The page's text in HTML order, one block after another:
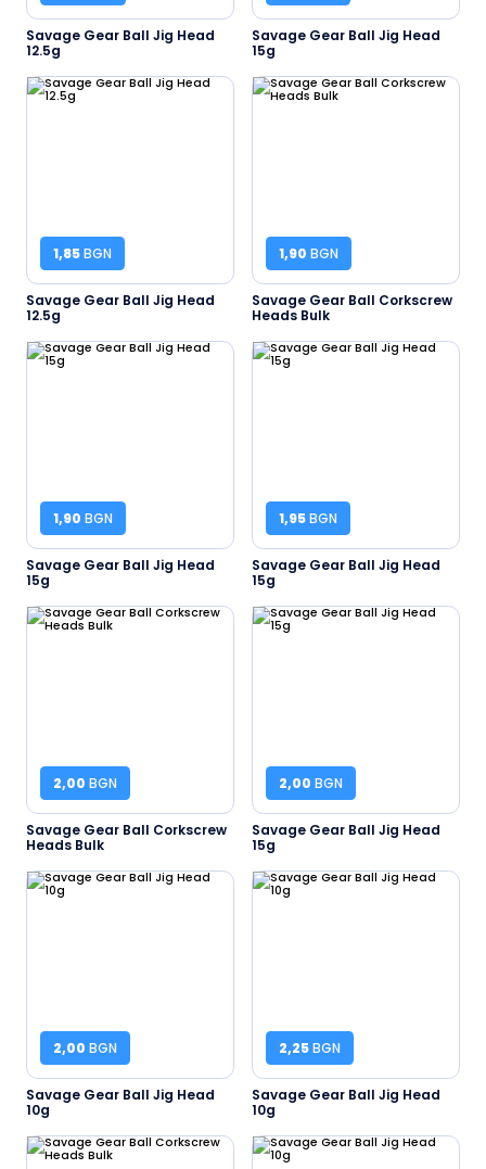
Savage Gear Ball Jig Head
12.5g
Savage Gear Ball Jig Head
15g
1,85BGN
Savage Gear Ball Jig Head
12.5g
1,90 BGN
Savage Gear Ball Corkscrew
Heads Bulk
1,90 BGN
Savage Gear Ball Jig Head
15g
1,95BGN
Savage Gear Ball Jig Head
15g
2,00 BGN
Savage Gear Ball Corkscrew
Heads Bulk
2,00 BGN
Savage Gear Ball Jig Head
15g
2,00 BGN
Savage Gear Ball Jig Head
10g
2,25BGN
Savage Gear Ball Jig Head
10g